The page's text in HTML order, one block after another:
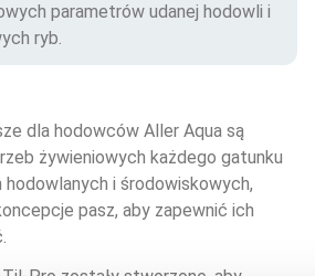
parametrów udanej hodowli i
ryb.
dla hodowców Aller Aqua są
żywieniowych każdego gatunku
hodowlanych i środowiskowych,
pasz, aby zapewnić ich